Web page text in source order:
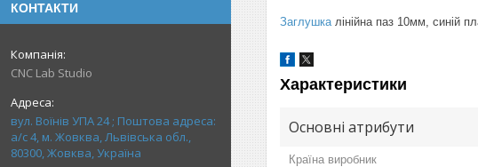
КОНТАКТИ
CNC Lab Studio
вул. Воїнів УПА 24 ; Поштова адреса:
а/с 4, м. Жовква, Львівська обл.,
80300, Жовква, Україна
Заглушка лінійна паз 10мм, синій
Характеристики
Основні атрибути
Країна виробник